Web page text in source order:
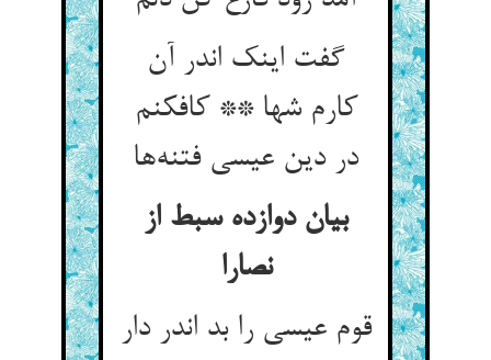
گفت اینک اندر آن
کارم شها ** کافکنم
در دین عیسی فتنه‌‌ها
بیان دوازده سبط از
نصارا
قوم عیسی را بد اندر دار